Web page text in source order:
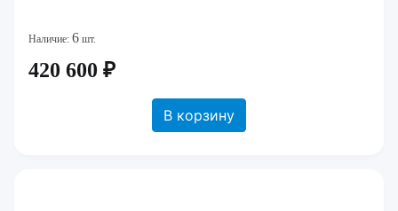
Наличие: 6 шт.
420 600 ₽
В корзину